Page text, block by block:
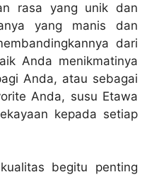
rasa yang unik dan
yang manis dan
dari
Anda menikmatinya
Anda, atau sebagai
Anda, susu Etawa
kepada setiap
begitu penting